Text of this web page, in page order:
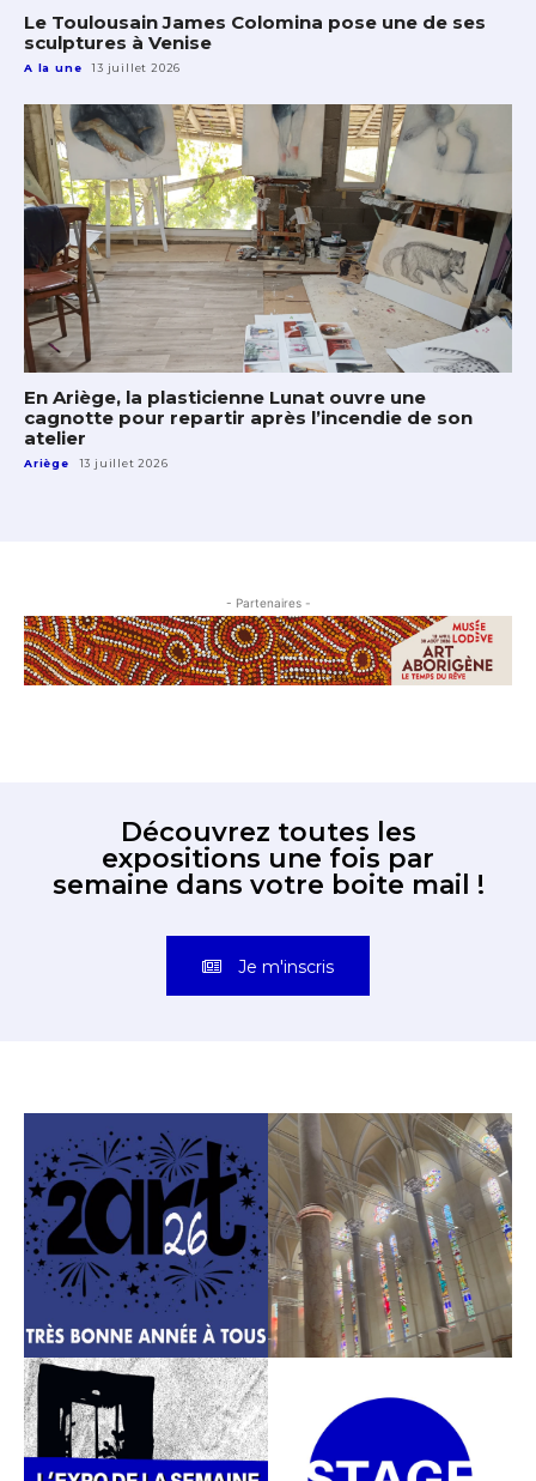
Le Toulousain James Colomina pose une de ses
sculptures à Venise
A la une 13 juillet 2026
En Ariège, la plasticienne Lunat ouvre une
cagnotte pour repartir après l’incendie de son
atelier
Ariège 13 juillet 2026
- Partenaires -
Découvrez toutes les
expositions une fois par
semaine dans votre boite mail !
Je m'inscris